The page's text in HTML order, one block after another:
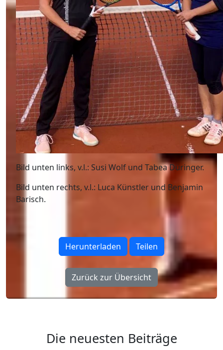
Bild unten links, v.l.: Susi Wolf und Tabea Düringer.
Bild unten rechts, v.l.: Luca Künstler und Benjamin
Barisch.
Herunterladen Teilen
Zurück zur Übersicht
Die neuesten Beiträge